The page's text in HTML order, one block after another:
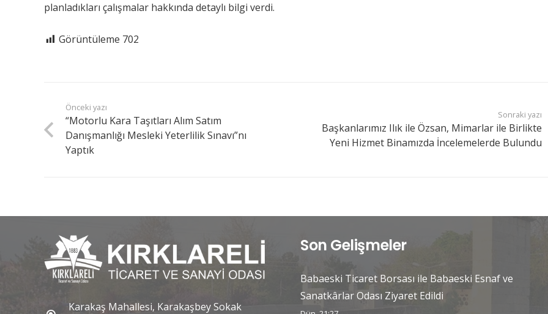
planladıkları çalışmalar hakkında detaylı bilgi verdi.
Görüntüleme 702
Önceki yazı
“Motorlu Kara Taşıtları Alım Satım
Danışmanlığı Mesleki Yeterlilik Sınavı”nı
Yaptık
Sonraki yazı
Başkanlarımız Ilık ile Özsan, Mimarlar ile Birlikte
Yeni Hizmet Binamızda İncelemelerde Bulundu
Karakaş Mahallesi, Karakaşbey Sokak
Son Gelişmeler
Babaeski Ticaret Borsası ile Babaeski Esnaf ve
Sanatkârlar Odası Ziyaret Edildi